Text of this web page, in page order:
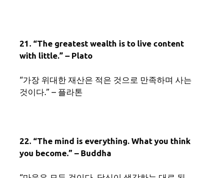
21. “The greatest wealth is to live content
with little.” – Plato
“가장 위대한 재산은 적은 것으로 만족하며 사는
것이다.” – 플라톤
22. “The mind is everything. What you think
you become.” – Buddha